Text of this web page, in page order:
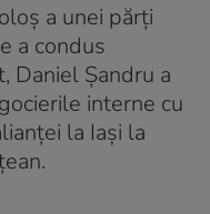
a unei părți
a condus
Daniel Șandru a
interne cu
la Iași la